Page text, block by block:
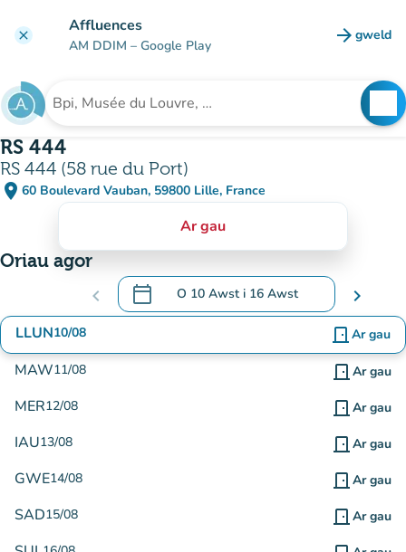
clear Affluences
AM DDIM – Google Play arrow_forward gweld
(tab
Chwilio am sefydliad
RS 444
RS 444 (58 rue du Port)
place 60 Boulevard Vauban, 59800 Lille, France
(agor yn Google Maps)
(tab newydd)
Ar gau
Oriau agor
chevron_left calendar_today O 10 Awst i 16 Awst
.Agor y calendr i newid dyddiadau chevron_right
LLUN10/08 door_front Ar gau
MAW11/08 door_front Ar gau
MER12/08 door_front Ar gau
IAU13/08 door_front Ar gau
GWE14/08 door_front Ar gau
SAD15/08 door_front Ar gau